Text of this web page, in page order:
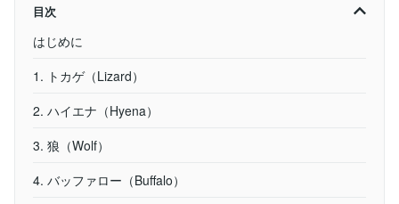
目次
はじめに
1. トカゲ（Lizard）
2. ハイエナ（Hyena）
3. 狼（Wolf）
4. バッファロー（Buffalo）